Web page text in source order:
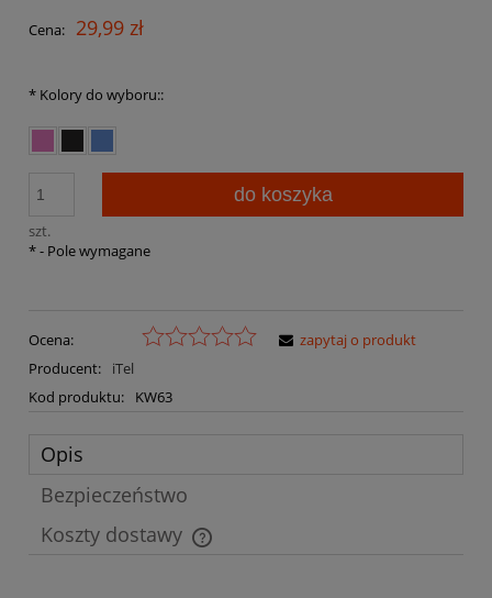
Cena: 29,99 zł
* Kolory do wyboru::
szt.
do koszyka
*- Pole wymagane
Ocena:
Producent:
iTel
Kod produktu:
KW63
zapytaj o produkt
Opis
Bezpieczeństwo
Koszty dostawy
Cena nie zawiera ewentualnych kosztów płatności